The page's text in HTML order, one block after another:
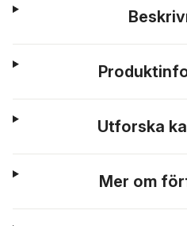
Utforska
Mer om